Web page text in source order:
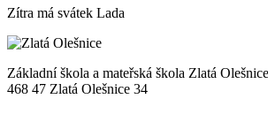
Zítra má svátek Lada
Základní škola a mateřská škola Zlatá
468 47 Zlatá Olešnice 34